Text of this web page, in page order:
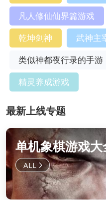
凡人修仙仙界篇游戏
乾坤剑神
武神主
类似神都夜行录的手游
精灵养成游戏
最新上线专题
单机象棋游戏大